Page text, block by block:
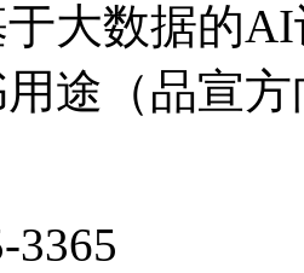
大数据的
途（品宣
3365